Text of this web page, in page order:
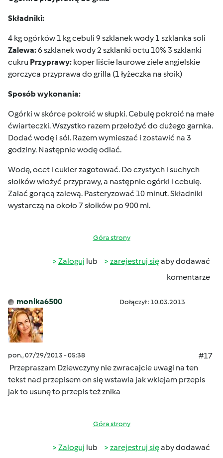
Składniki:
4 kg ogórków 1 kg cebuli 9 szklanek wody 1 szklanka soli
Zalewa:6 szklanek wody 2 szklanki octu 10% 3 szklanki
cukru Przyprawy: koper liście laurowe ziele angielskie
gorczyca przyprawa do grilla (1 łyżeczka na słoik)
Sposób wykonania:
Ogórki w skórce pokroić w słupki. Cebulę pokroić na małe
ćwiarteczki. Wszystko razem przełożyć do dużego garnka.
Dodać wodę i sól. Razem wymieszać i zostawić na 3
godziny. Następnie wodę odlać.
Wodę, ocet i cukier zagotować. Do czystych i suchych
słoików włożyć przyprawy, a następnie ogórki i cebulę.
Zalać gorącą zalewą. Pasteryzować 10 minut. Składniki
wystarczą na około 7 słoików po 900 ml.
Góra strony
Zaloguj lub zarejestruj sięaby dodawać
komentarze
monika6500 Dołączył : 10.03.2013
pon., 07/29/2013 - 05:38
#17
Przepraszam Dziewczyny nie zwracajcie uwagi na ten
tekst nad przepisem on się wstawia jak wklejam przepis
jak to usunę to przepis też znika
Góra strony
Zaloguj lub zarejestruj sięaby dodawać